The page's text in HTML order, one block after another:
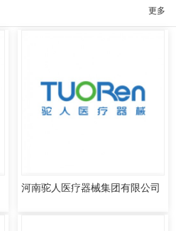
更多
河南驼人医疗器械集团有限公司